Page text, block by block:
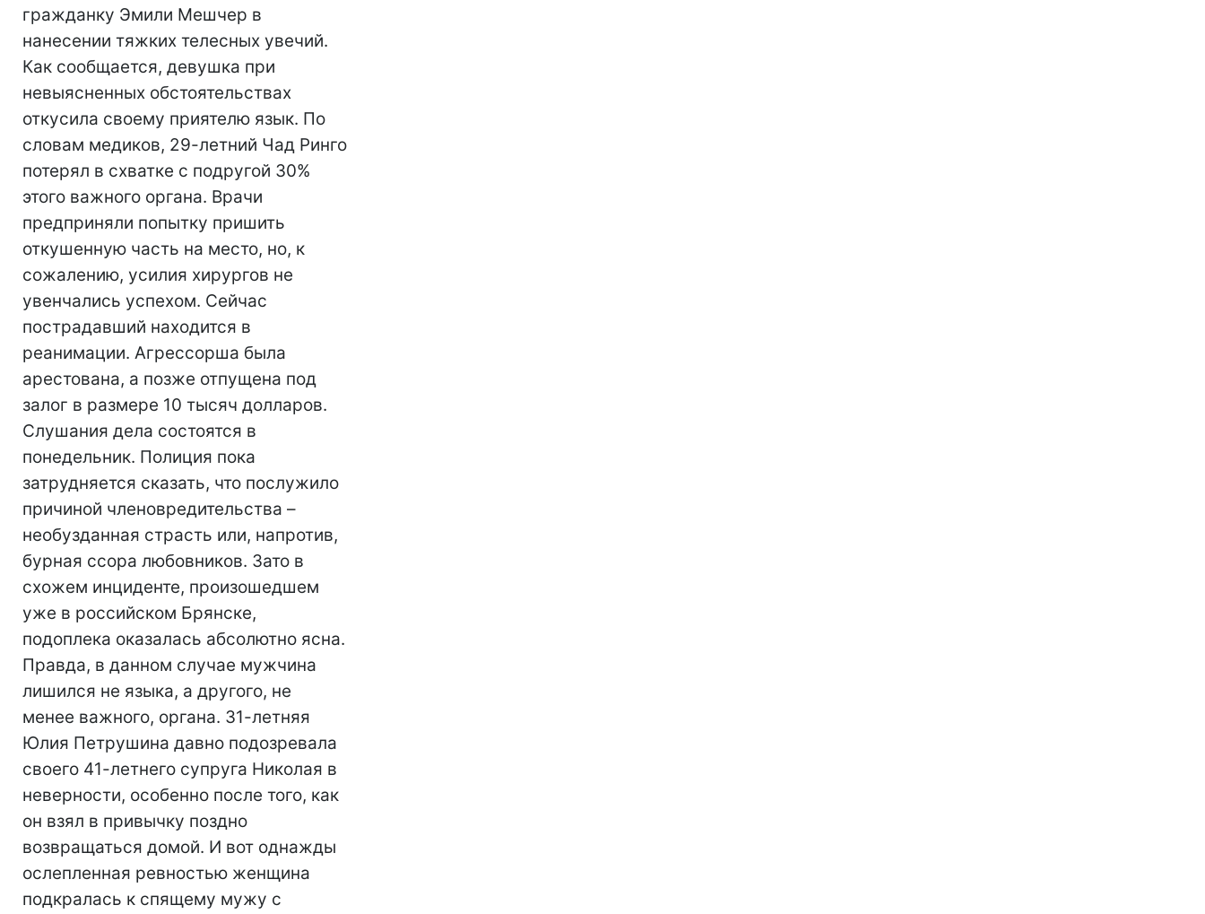
гражданку Эмили Мешчер в
нанесении тяжких телесных увечий.
Как сообщается, девушка при
невыясненных обстоятельствах
откусила своему приятелю язык. По
словам медиков, 29-летний Чад Ринго
потерял в схватке с подругой 30%
этого важного органа. Врачи
предприняли попытку пришить
откушенную часть на место, но, к
сожалению, усилия хирургов не
увенчались успехом. Сейчас
пострадавший находится в
реанимации. Агрессорша была
арестована, а позже отпущена под
залог в размере 10 тысяч долларов.
Слушания дела состоятся в
понедельник. Полиция пока
затрудняется сказать, что послужило
причиной членовредительства –
необузданная страсть или, напротив,
бурная ссора любовников. Зато в
схожем инциденте, произошедшем
уже в российском Брянске,
подоплека оказалась абсолютно ясна.
Правда, в данном случае мужчина
лишился не языка, а другого, не
менее важного, органа. 31-летняя
Юлия Петрушина давно подозревала
своего 41-летнего супруга Николая в
неверности, особенно после того, как
он взял в привычку поздно
возвращаться домой. И вот однажды
ослепленная ревностью женщина
подкралась к спящему мужу с